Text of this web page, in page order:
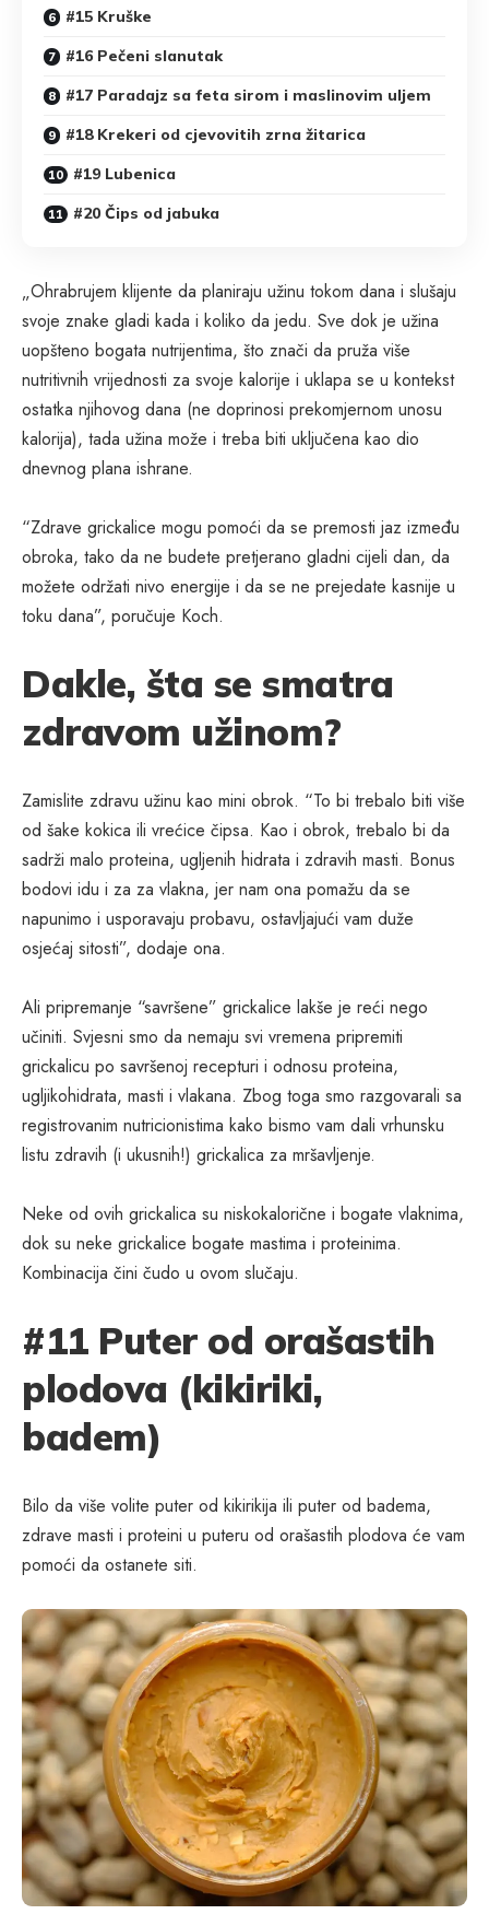
#15 Kruške
#16 Pečeni slanutak
#17 Paradajz sa feta sirom i maslinovim uljem
#18 Krekeri od cjevovitih zrna žitarica
#19 Lubenica
#20 Čips od jabuka
„Ohrabrujem klijente da planiraju užinu tokom dana i slušaju
svoje znake gladi kada i koliko da jedu. Sve dok je užina
uopšteno bogata nutrijentima, što znači da pruža više
nutritivnih vrijednosti za svoje kalorije i uklapa se u kontekst
ostatka njihovog dana (ne doprinosi prekomjernom unosu
kalorija), tada užina može i treba biti uključena kao dio
dnevnog plana ishrane.
“Zdrave grickalice mogu pomoći da se premosti jaz između
obroka, tako da ne budete pretjerano gladni cijeli dan, da
možete održati nivo energije i da se ne prejedate kasnije u
toku dana”, poručuje Koch.
Dakle, šta se smatra
zdravom užinom?
Zamislite zdravu užinu kao mini obrok. “To bi trebalo biti više
od šake kokica ili vrećice čipsa. Kao i obrok, trebalo bi da
sadrži malo proteina, ugljenih hidrata i zdravih masti. Bonus
bodovi idu i za za vlakna, jer nam ona pomažu da se
napunimo i usporavaju probavu, ostavljajući vam duže
osjećaj sitosti”, dodaje ona.
Ali pripremanje “savršene” grickalice lakše je reći nego
učiniti. Svjesni smo da nemaju svi vremena pripremiti
grickalicu po savršenoj recepturi i odnosu proteina,
ugljikohidrata, masti i vlakana. Zbog toga smo razgovarali sa
registrovanim nutricionistima kako bismo vam dali vrhunsku
listu zdravih (i ukusnih!) grickalica za mršavljenje.
Neke od ovih grickalica su niskokalorične i bogate vlaknima,
dok su neke grickalice bogate mastima i proteinima.
Kombinacija čini čudo u ovom slučaju.
#11 Puter od orašastih
plodova (kikiriki,
badem)
Bilo da više volite puter od kikirikija ili puter od badema,
zdrave masti i proteini u puteru od orašastih plodova će vam
pomoći da ostanete siti.